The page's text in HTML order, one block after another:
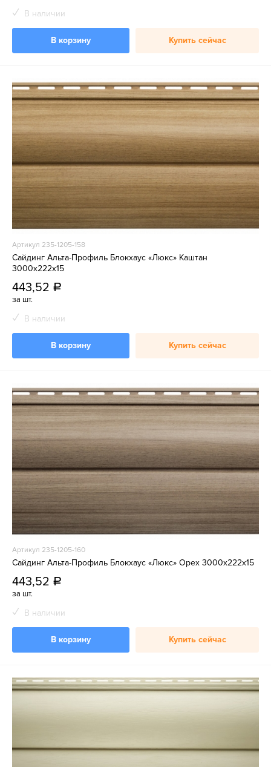
В наличии
В корзину Купить сейчас
Артикул 235-1205-158
Сайдинг Альта-Профиль Блокхаус «Люкс» Каштан
3000х222х15
443,52 a
за шт.
В наличии
В корзину Купить сейчас
Артикул 235-1205-160
Сайдинг Альта-Профиль Блокхаус «Люкс» Орех 3000х222х15
443,52 a
за шт.
В наличии
В корзину Купить сейчас